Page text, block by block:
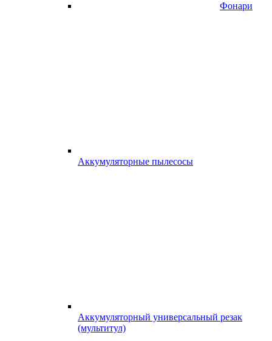
Фонари
Аккумуляторные пылесосы
Аккумуляторный универсальный резак
(мультитул)